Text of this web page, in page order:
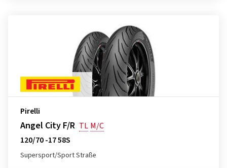
Pirelli
Angel City F/R TL M/C
120/70 -17 58S
Supersport/Sport Straße